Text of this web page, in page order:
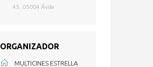
45. 05004 Ávila
ORGANIZADOR
MULTICINES ESTRELLA